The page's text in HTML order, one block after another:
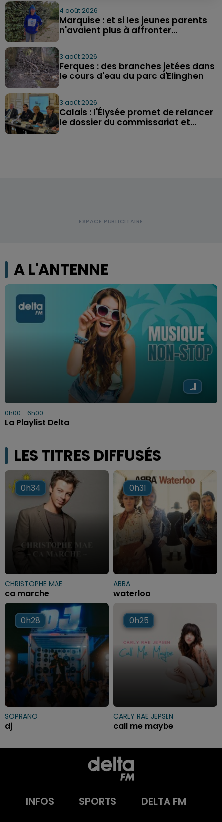
4 août 2026
Marquise : et si les jeunes parents
n'avaient plus à affronter...
3 août 2026
Ferques : des branches jetées dans
le cours d'eau du parc d'Elinghen
3 août 2026
Calais : l'Élysée promet de relancer
le dossier du commissariat et...
A L'ANTENNE
0h00 - 6h00
La Playlist Delta
LES TITRES DIFFUSÉS
0h34
0h34
CHRISTOPHE MAE
ca marche
0h31
0h31
ABBA
waterloo
0h28
0h28
SOPRANO
dj
0h25
0h25
CARLY RAE JEPSEN
call me maybe
INFOS SPORTS
DELTA FM